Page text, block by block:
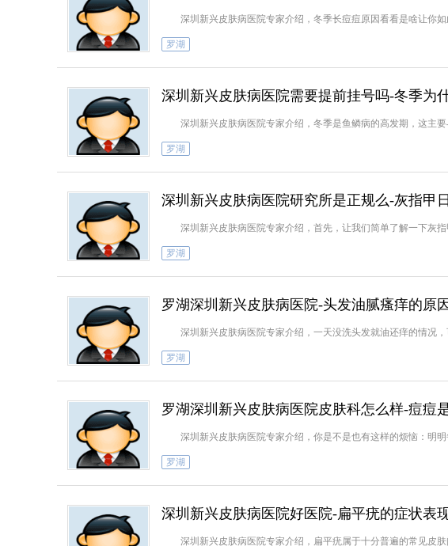
深圳新兴皮肤病医院专家介绍，冬季长痘痘原因看看是啥让
罗湖
深圳新兴皮肤病医院需要提前挂号吗-冬季为
深圳新兴皮肤病医院专家介绍，冬季是鱼鳞病的高发期，这
罗湖
深圳新兴皮肤病医院研究所是正规么-灰指甲
深圳新兴皮肤病医院专家介绍，首先，让我们简单了解一下灰指
罗湖
罗湖深圳新兴皮肤病医院-头发油腻瘙痒的原因
深圳新兴皮肤病医院专家介绍，一天没洗头发就油还痒的情况，
罗湖
罗湖深圳新兴皮肤病医院皮肤科怎么样-痘痘
深圳新兴皮肤病医院专家介绍，你是不是也有这样的烦恼：明明
罗湖
深圳新兴皮肤病医院好医院-扁平疣的症状表
深圳新兴皮肤病医院专家介绍，扁平疣属于十分普遍的常见皮肤